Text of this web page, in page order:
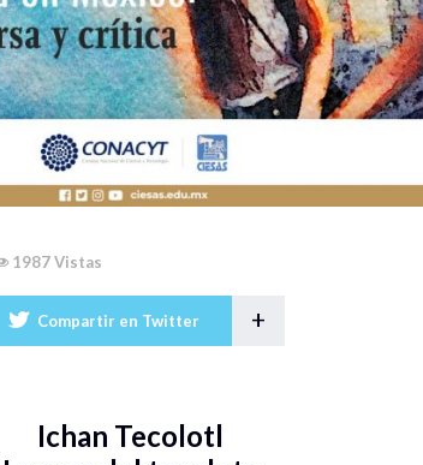
1987 Vistas
Compartir en Twitter +
Ichan Tecolotl